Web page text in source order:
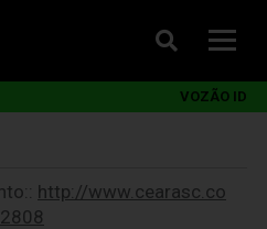
VOZÃO ID
http://www.cearasc.co